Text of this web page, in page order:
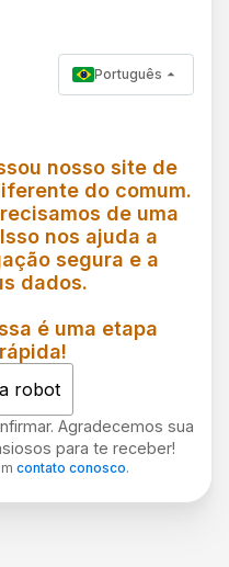
Português
nosso site de
do comum.
de uma
nos ajuda a
segura e a
dados.
é uma etapa
robot
Agradecemos sua
para te receber!
contato conosco.